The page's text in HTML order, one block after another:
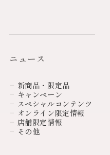
ニュース
新商品・限定品
キャンペーン
スペシャルコンテンツ
オンライン限定情報
店舗限定情報
その他